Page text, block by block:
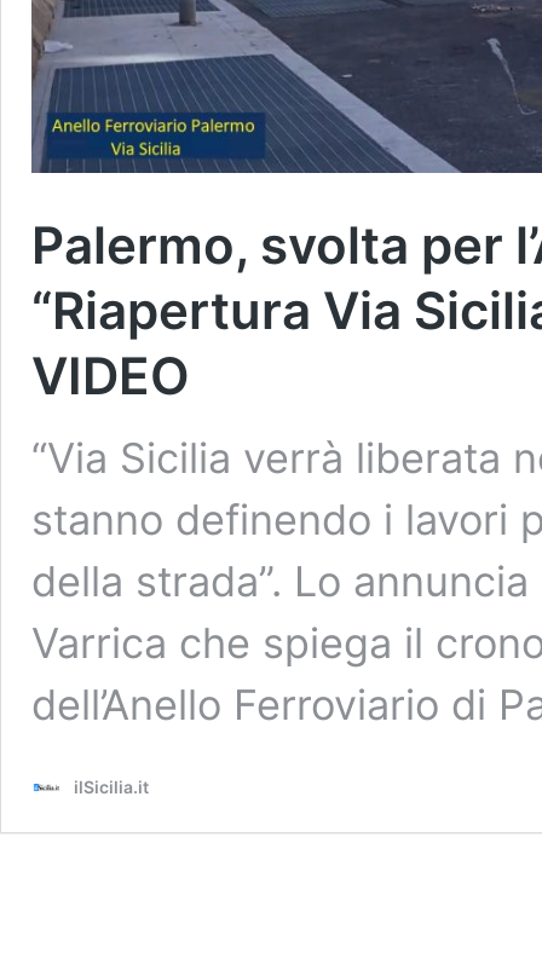
Palermo, svolta per
“Riapertura Via
VIDEO
“Via Sicilia verrà liberata
stanno definendo i lavori
della strada”. Lo
Varrica che spiega il
dell’Anello Ferroviario di
ilSicilia.it